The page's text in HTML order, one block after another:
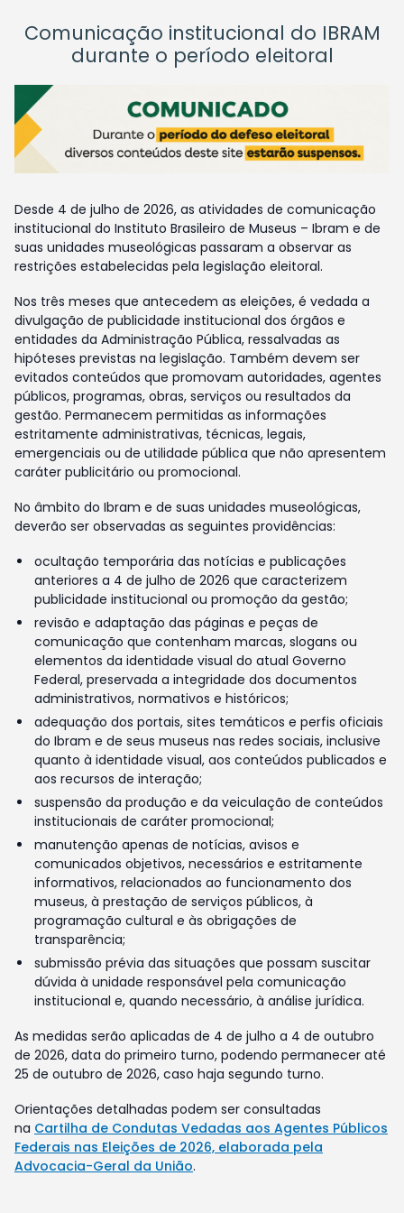
Comunicação institucional do IBRAM
durante o período eleitoral
Desde 4 de julho de 2026, as atividades de comunicação
institucional do Instituto Brasileiro de Museus – Ibram e de
suas unidades museológicas passaram a observar as
restrições estabelecidas pela legislação eleitoral.
Nos três meses que antecedem as eleições, é vedada a
divulgação de publicidade institucional dos órgãos e
entidades da Administração Pública, ressalvadas as
hipóteses previstas na legislação. Também devem ser
evitados conteúdos que promovam autoridades, agentes
públicos, programas, obras, serviços ou resultados da
gestão. Permanecem permitidas as informações
estritamente administrativas, técnicas, legais,
emergenciais ou de utilidade pública que não apresentem
caráter publicitário ou promocional.
No âmbito do Ibram e de suas unidades museológicas,
deverão ser observadas as seguintes providências:
ocultação temporária das notícias e publicações
anteriores a 4 de julho de 2026 que caracterizem
publicidade institucional ou promoção da gestão;
revisão e adaptação das páginas e peças de
comunicação que contenham marcas, slogans ou
elementos da identidade visual do atual Governo
Federal, preservada a integridade dos documentos
administrativos, normativos e históricos;
adequação dos portais, sites temáticos e perfis oficiais
do Ibram e de seus museus nas redes sociais, inclusive
quanto à identidade visual, aos conteúdos publicados e
aos recursos de interação;
suspensão da produção e da veiculação de conteúdos
institucionais de caráter promocional;
manutenção apenas de notícias, avisos e
comunicados objetivos, necessários e estritamente
informativos, relacionados ao funcionamento dos
museus, à prestação de serviços públicos, à
programação cultural e às obrigações de
transparência;
submissão prévia das situações que possam suscitar
dúvida à unidade responsável pela comunicação
institucional e, quando necessário, à análise jurídica.
As medidas serão aplicadas de 4 de julho a 4 de outubro
de 2026, data do primeiro turno, podendo permanecer até
25 de outubro de 2026, caso haja segundo turno.
Orientações detalhadas podem ser consultadas
na Cartilha de Condutas Vedadas aos Agentes Públicos
Federais nas Eleições de 2026, elaborada pela
Advocacia-Geral da União.